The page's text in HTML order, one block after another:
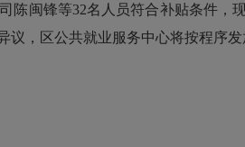
闽锋等32名人员符合补贴条件，
，区公共就业服务中心将按程序发